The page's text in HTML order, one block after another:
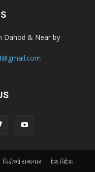
Dahod & Near by
વિડીઓ સમાચાર
દેશ વિદેશ